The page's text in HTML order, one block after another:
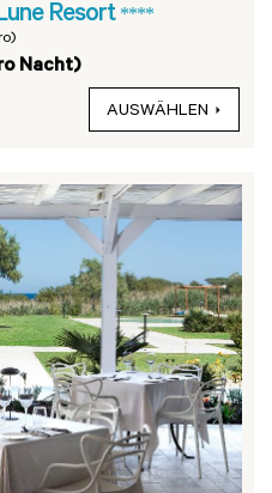
Resort ****
Nacht)
AUSWÄHLEN